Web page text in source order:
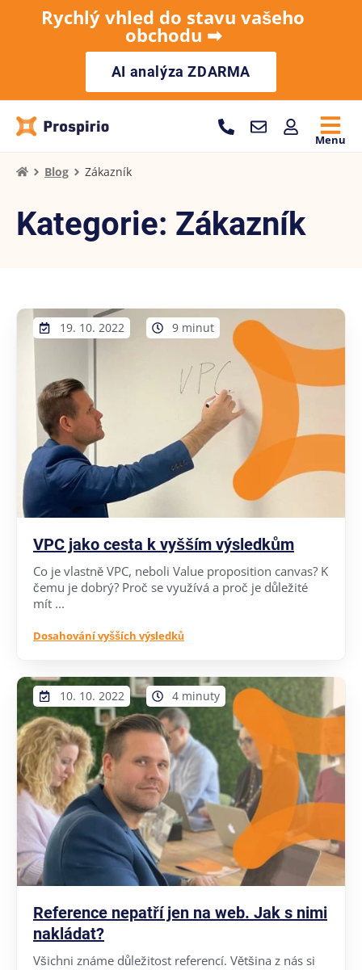
Rychlý vhled do stavu vašeho
obchodu ➡︎
AI analýza ZDARMA
Menu
Blog Zákazník
Kategorie: Zákazník
19. 10. 2022 9 minut
VPC jako cesta k vyšším výsledkům
Co je vlastně VPC, neboli Value proposition canvas? K
čemu je dobrý? Proč se využívá a proč je důležité
mít ...
Dosahování vyšších výsledků
10. 10. 2022 4 minuty
Reference nepatří jen na web. Jak s nimi
nakládat?
Všichni známe důležitost referencí. Většina z nás si